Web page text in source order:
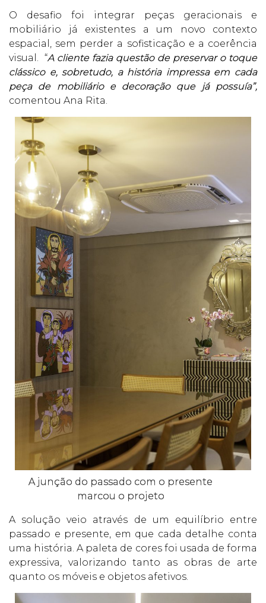
O desafio foi integrar peças geracionais e
mobiliário já existentes a um novo contexto
espacial, sem perder a sofisticação e a coerência
visual. “A cliente fazia questão de preservar o toque
clássico e, sobretudo, a história impressa em cada
peça de mobiliário e decoração que já possuía”,
comentou Ana Rita.
A junção do passado com o presente
marcou o projeto
A solução veio através de um equilíbrio entre
passado e presente, em que cada detalhe conta
uma história. A paleta de cores foi usada de forma
expressiva, valorizando tanto as obras de arte
quanto os móveis e objetos afetivos.